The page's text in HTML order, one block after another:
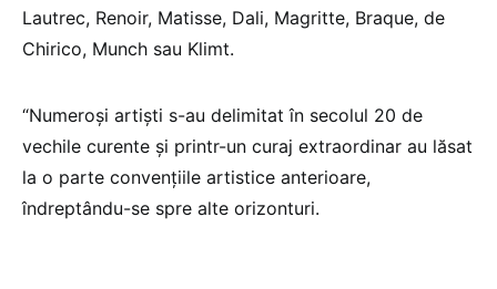
Lautrec, Renoir, Matisse, Dali, Magritte, Braque, de
Chirico, Munch sau Klimt.
“Numeroși artiști s-au delimitat în secolul 20 de
vechile curente și printr-un curaj extraordinar au lăsat
la o parte convențiile artistice anterioare,
îndreptându-se spre alte orizonturi.